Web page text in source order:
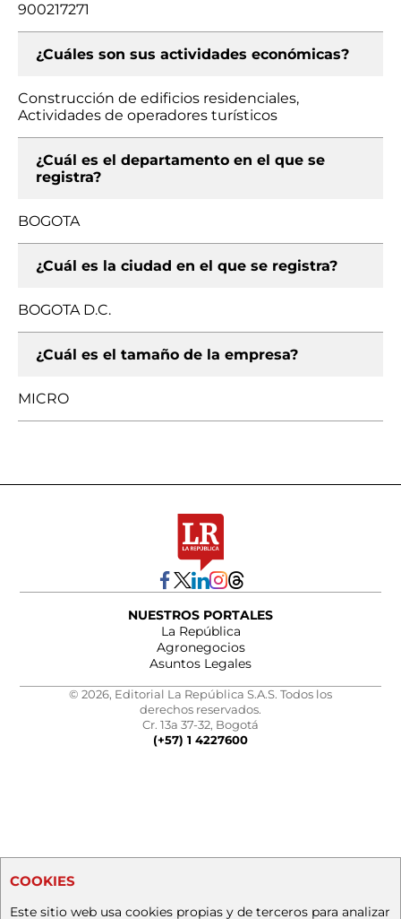
900217271
¿Cuáles son sus actividades económicas?
Construcción de edificios residenciales,
Actividades de operadores turísticos
¿Cuál es el departamento en el que se
registra?
BOGOTA
¿Cuál es la ciudad en el que se registra?
BOGOTA D.C.
¿Cuál es el tamaño de la empresa?
MICRO
NUESTROS PORTALES
La República
Agronegocios
Asuntos Legales
© 2026, Editorial La República S.A.S. Todos los
derechos reservados.
Cr. 13a 37-32, Bogotá
(+57) 1 4227600
COOKIES
Este sitio web usa cookies propias y de terceros para analizar